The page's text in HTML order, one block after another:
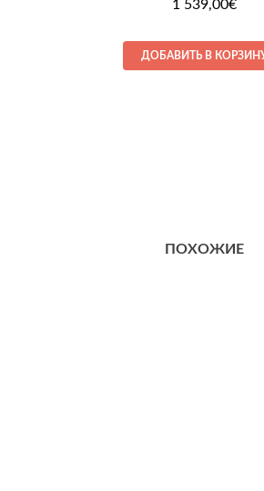
1 539,00€
ДОБАВИТЬ В
ПОХОЖИЕ